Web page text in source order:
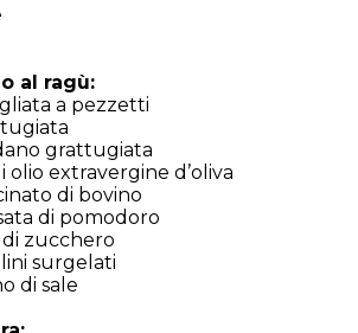
al ragù:
a pezzetti
grattugiata
olio extravergine d’oliva
di bovino
di pomodoro
di zucchero
surgelati
di sale